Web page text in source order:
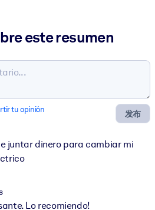
este resumen
发布
tu opinión
juntar dinero para cambiar mi
Lo recomiendo!